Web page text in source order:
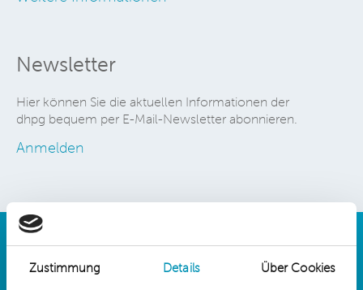
Zustimmung Details Über Cookies
Newsletter
Hier können Sie die aktuellen Informationen der
dhpg bequem per E-Mail-Newsletter abonnieren.
Anmelden